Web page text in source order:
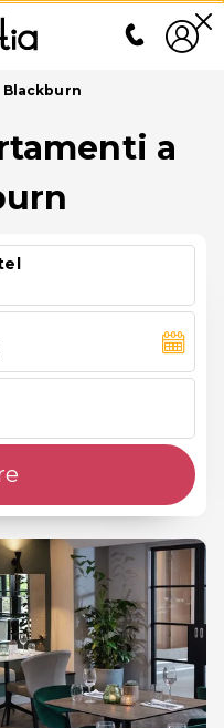
Blackburn
a